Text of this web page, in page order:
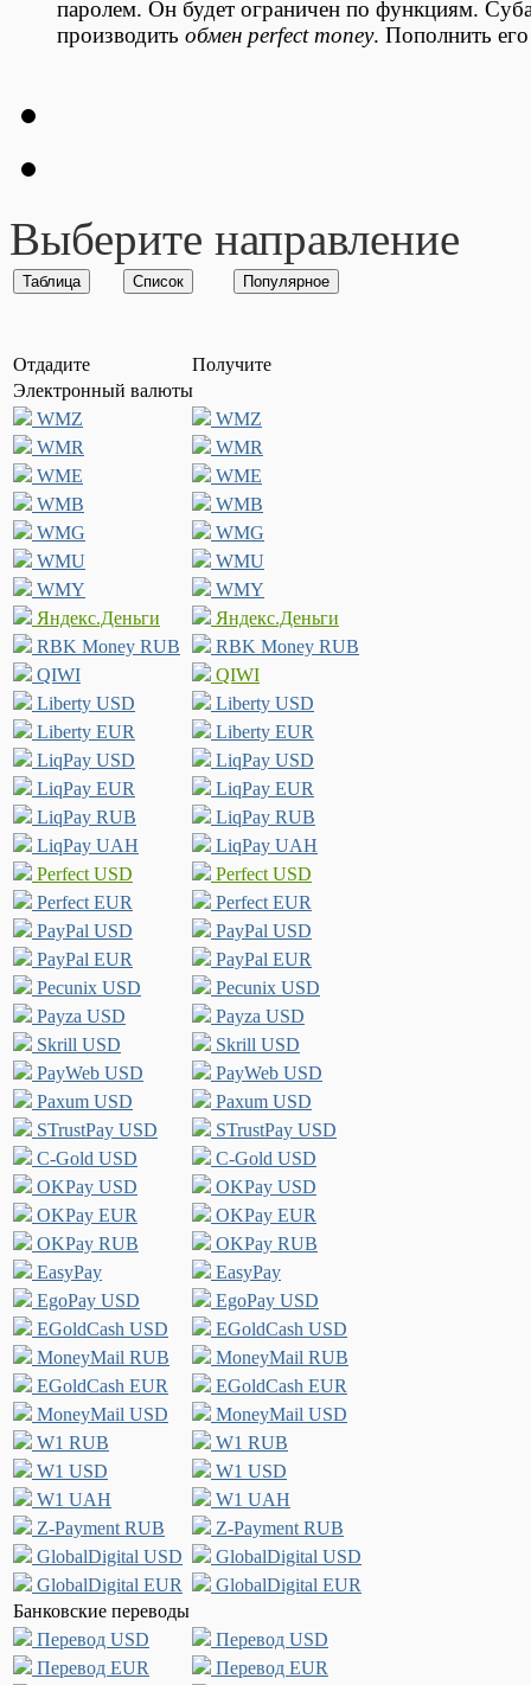
паролем. Он будет ограничен по функциям.
производить обмен perfect money. Пополнить
Выберите направление
Отдадите
Получите
Электронный валюты
WMZ
WMZ
WMR
WMR
WME
WME
WMB
WMB
WMG
WMG
WMU
WMU
WMY
WMY
Яндекс.Деньги
Яндекс.Деньги
RBK Money RUB
RBK Money RUB
QIWI
QIWI
Liberty USD
Liberty USD
Liberty EUR
Liberty EUR
LiqPay USD
LiqPay USD
LiqPay EUR
LiqPay EUR
LiqPay RUB
LiqPay RUB
LiqPay UAH
LiqPay UAH
Perfect USD
Perfect USD
Perfect EUR
Perfect EUR
PayPal USD
PayPal USD
PayPal EUR
PayPal EUR
Pecunix USD
Pecunix USD
Payza USD
Payza USD
Skrill USD
Skrill USD
PayWeb USD
PayWeb USD
Paxum USD
Paxum USD
STrustPay USD
STrustPay USD
C-Gold USD
C-Gold USD
OKPay USD
OKPay USD
OKPay EUR
OKPay EUR
OKPay RUB
OKPay RUB
EasyPay
EasyPay
EgoPay USD
EgoPay USD
EGoldCash USD
EGoldCash USD
MoneyMail RUB
MoneyMail RUB
EGoldCash EUR
EGoldCash EUR
MoneyMail USD
MoneyMail USD
W1 RUB
W1 RUB
W1 USD
W1 USD
W1 UAH
W1 UAH
Z-Payment RUB
Z-Payment RUB
GlobalDigital USD
GlobalDigital USD
GlobalDigital EUR
GlobalDigital EUR
Банковские переводы
Перевод USD
Перевод USD
Перевод EUR
Перевод EUR